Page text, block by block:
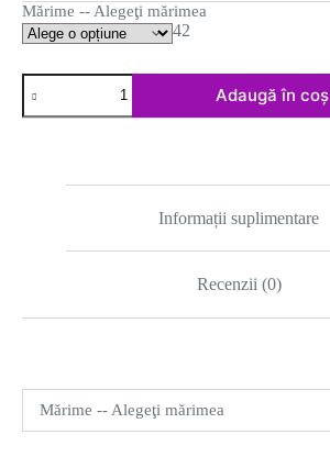
Mărime -- Alegeţi mărimea
42
Cantitate
Rochie
scurta
Adaugă în coș
Informații suplimentare
Recenzii (0)
Mărime -- Alegeţi mărimea